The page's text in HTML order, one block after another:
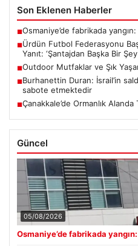
Son Eklenen Haberler
■Osmaniye’de fabrikada
■Ürdün Futbol Federasyonu
Yanıt: ‘Şantajdan Başka Bir Şey
■Outdoor Mutfaklar ve Şık
■Burhanettin Duran: İsrail’in
sabote etmektedir
■Çanakkale’de Ormanlık
Güncel
05/08/2026
Osmaniye’de fabrikada